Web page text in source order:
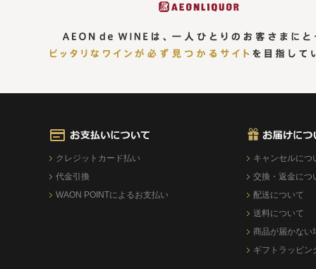
クレジットカード払い
代金引換
WAON POINTによるお支払い
キャンセルにつ
交換・返金につ
配送について
送料について
商品が届かない
ギフトラッピン